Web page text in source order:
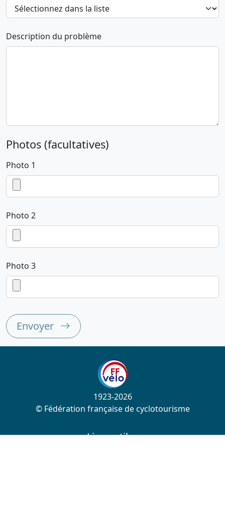
Description du problème
Photos (facultatives)
Photo 1
Photo 2
Photo 3
Envoyer
1923-2026
© Fédération française de cyclotourisme
Liens utiles